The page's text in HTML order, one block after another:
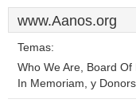
www.Aanos.org
Temas:
Who We Are, Board
In Memoriam, y